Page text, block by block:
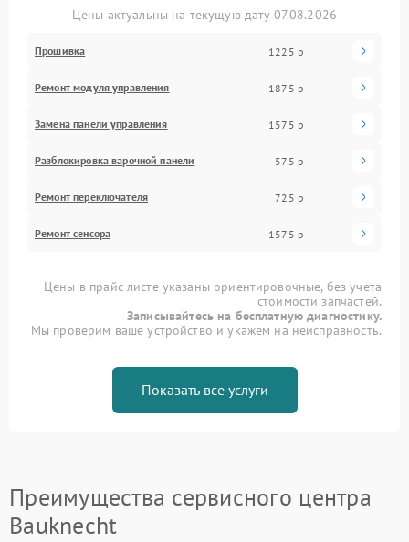
Цены актуальны на текущую дату 07.08.2026
Прошивка 1225 р
Ремонт модуля управления 1875 р
Замена панели управления 1575 р
Разблокировка варочной панели 575 р
Ремонт переключателя 725 р
Ремонт сенсора 1575 р
Цены в прайс-листе указаны ориентировочные, без учета
стоимости запчастей.
Записывайтесь на бесплатную диагностику.
Мы проверим ваше устройство и укажем на неисправность.
Показать все услуги
Преимущества сервисного центра
Bauknecht